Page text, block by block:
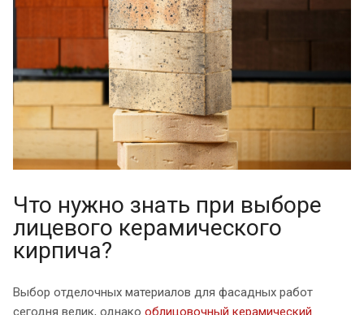
Что нужно знать при выборе
лицевого керамического
кирпича?
Выбор отделочных материалов для фасадных работ
сегодня велик, однако облицовочный керамический